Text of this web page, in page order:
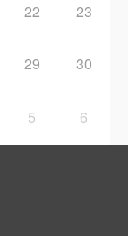
22 23
29 30
5 6